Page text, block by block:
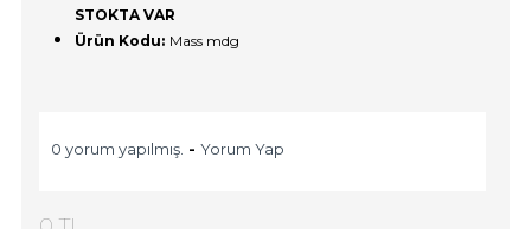
STOKTA VAR
Ürün Kodu: Mass mdg
0 yorum yapılmış. - Yorum Yap